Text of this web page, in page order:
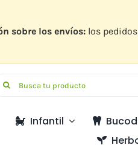
sobre los envíos:los pedidos
Buscar:
Infantil